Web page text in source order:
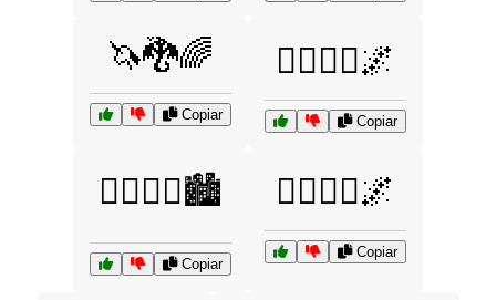
🦄🐉🌈
Copiar
🦸‍♀️🦹‍♂️🌌
Copiar
🦸‍♀️🦹‍♂️🏙️
Copiar
🦸‍♂️🦸‍♀️🌌
Copiar